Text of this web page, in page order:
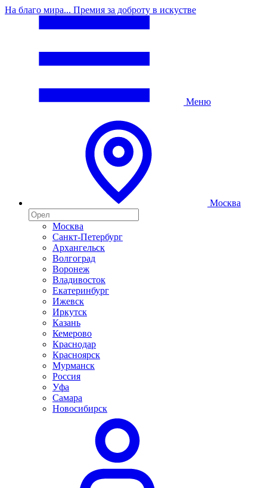
На благо мира... Премия за доброту в искустве
Меню
Москва
Москва
Санкт-Петербург
Архангельск
Волгоград
Воронеж
Владивосток
Екатеринбург
Ижевск
Иркутск
Казань
Кемерово
Краснодар
Красноярск
Мурманск
Россия
Уфа
Самара
Новосибирск